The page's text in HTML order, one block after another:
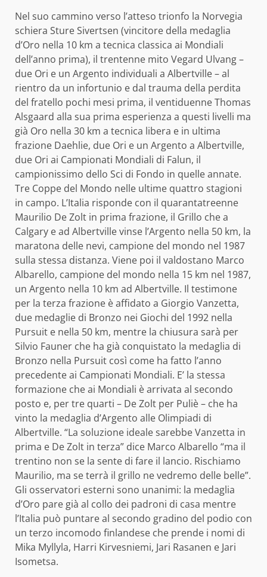
Nel suo cammino verso l’atteso trionfo la Norvegia
schiera Sture Sivertsen (vincitore della medaglia
d’Oro nella 10 km a tecnica classica ai Mondiali
dell’anno prima), il trentenne mito Vegard Ulvang –
due Ori e un Argento individuali a Albertville – al
rientro da un infortunio e dal trauma della perdita
del fratello pochi mesi prima, il ventiduenne Thomas
Alsgaard alla sua prima esperienza a questi livelli ma
già Oro nella 30 km a tecnica libera e in ultima
frazione Daehlie, due Ori e un Argento a Albertville,
due Ori ai Campionati Mondiali di Falun, il
campionissimo dello Sci di Fondo in quelle annate.
Tre Coppe del Mondo nelle ultime quattro stagioni
in campo. L’Italia risponde con il quarantatreenne
Maurilio De Zolt in prima frazione, il Grillo che a
Calgary e ad Albertville vinse l’Argento nella 50 km, la
maratona delle nevi, campione del mondo nel 1987
sulla stessa distanza. Viene poi il valdostano Marco
Albarello, campione del mondo nella 15 km nel 1987,
un Argento nella 10 km ad Albertville. Il testimone
per la terza frazione è affidato a Giorgio Vanzetta,
due medaglie di Bronzo nei Giochi del 1992 nella
Pursuit e nella 50 km, mentre la chiusura sarà per
Silvio Fauner che ha già conquistato la medaglia di
Bronzo nella Pursuit così come ha fatto l’anno
precedente ai Campionati Mondiali. E’ la stessa
formazione che ai Mondiali è arrivata al secondo
posto e, per tre quarti – De Zolt per Puliè – che ha
vinto la medaglia d’Argento alle Olimpiadi di
Albertville. “La soluzione ideale sarebbe Vanzetta in
prima e De Zolt in terza” dice Marco Albarello “ma il
trentino non se la sente di fare il lancio. Rischiamo
Maurilio, ma se terrà il grillo ne vedremo delle belle”.
Gli osservatori esterni sono unanimi: la medaglia
d’Oro pare già al collo dei padroni di casa mentre
l’Italia può puntare al secondo gradino del podio con
un terzo incomodo finlandese che prende i nomi di
Mika Myllyla, Harri Kirvesniemi, Jari Rasanen e Jari
Isometsa.